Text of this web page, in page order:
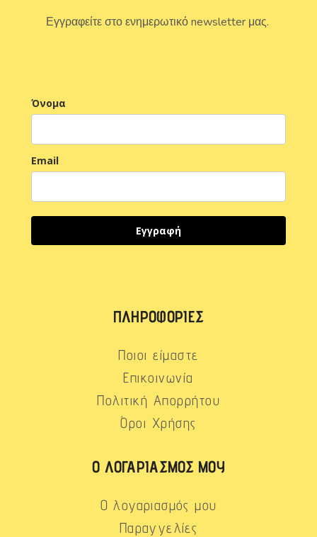
Εγγραφείτε στο ενημερωτικό newsletter μας.
Όνομα
Email
Εγγραφή
ΠΛΗΡΟΦΟΡΊΕΣ
Ποιοι είμαστε
Επικοινωνία
Πολιτική Απορρήτου
Όροι Χρήσης
Ο ΛΟΓΑΡΙΑΣΜΌΣ ΜΟΥ
Ο λογαριασμός μου
Παραγγελίες